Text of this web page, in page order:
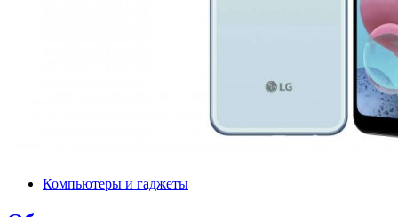
Компьютеры и гаджеты